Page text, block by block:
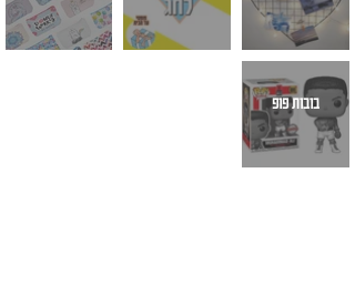
בובות פופ